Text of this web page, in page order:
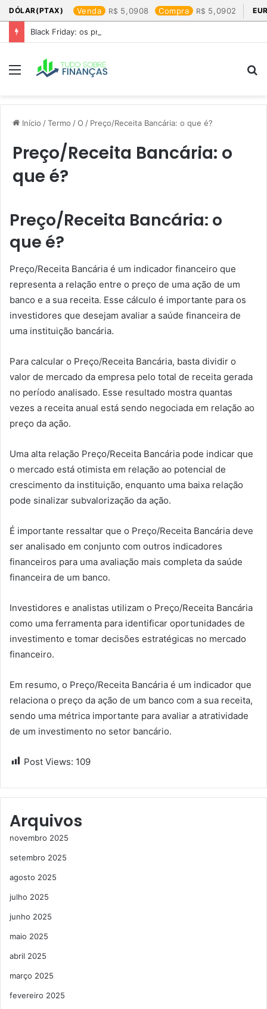
DÓLAR(PTAX) Venda 5,0908 Compra 5,0902
Black Friday: os produtos que mais valem a pena
Menu
Início /Termo /O / Preço/Receita Bancária: o que é?
Preço/Receita Bancária: o
que é?
Preço/Receita Bancária: o
que é?
Preço/Receita Bancária é um indicador financeiro que
representa a relação entre o preço de uma ação de um
banco e a sua receita. Esse cálculo é importante para os
investidores que desejam avaliar a saúde financeira de
uma instituição bancária.
Para calcular o Preço/Receita Bancária, basta dividir o
valor de mercado da empresa pelo total de receita gerada
no período analisado. Esse resultado mostra quantas
vezes a receita anual está sendo negociada em relação ao
preço da ação.
Uma alta relação Preço/Receita Bancária pode indicar que
o mercado está otimista em relação ao potencial de
crescimento da instituição, enquanto uma baixa relação
pode sinalizar subvalorização da ação.
É importante ressaltar que o Preço/Receita Bancária deve
ser analisado em conjunto com outros indicadores
financeiros para uma avaliação mais completa da saúde
financeira de um banco.
Investidores e analistas utilizam o Preço/Receita Bancária
como uma ferramenta para identificar oportunidades de
investimento e tomar decisões estratégicas no mercado
financeiro.
Em resumo, o Preço/Receita Bancária é um indicador que
relaciona o preço da ação de um banco com a sua receita,
sendo uma métrica importante para avaliar a atratividade
de um investimento no setor bancário.
Post Views: 109
Arquivos
novembro 2025
setembro 2025
agosto 2025
julho 2025
junho 2025
maio 2025
abril 2025
março 2025
fevereiro 2025